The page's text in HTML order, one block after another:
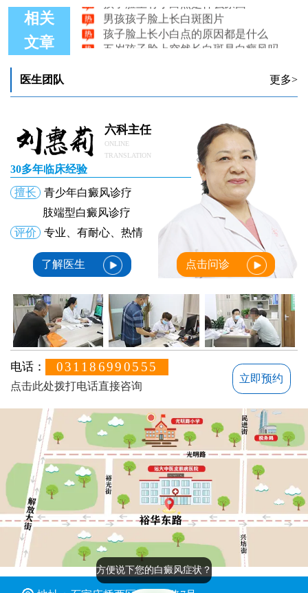
相关
文章
男孩孩子脸上长白斑图片
孩子脸上长小白点的原因都是什么
五岁孩子脸上突然长白斑是白癜风吗
孩子脸上有一块白是白癜风吗
医生团队
更多>
六科主任
ONLINE
TRANSLATION
30多年临床经验
擅长
青少年白癜风诊疗
肢端型白癜风诊疗
评价
专业、有耐心、热情
了解医生 点击问诊
电话： 031186990555
点击此处拨打电话直接咨询
立即预约
方便说下您的白癜风症状？